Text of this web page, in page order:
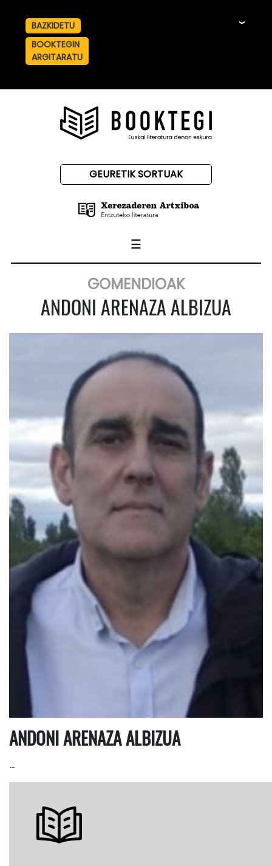
BAZKIDETU
BOOKTEGIN
ARGITARATU
GEURETIK SORTUAK
☰
GOMENDIOAK
ANDONI ARENAZA ALBIZUA
ANDONI ARENAZA ALBIZUA
…